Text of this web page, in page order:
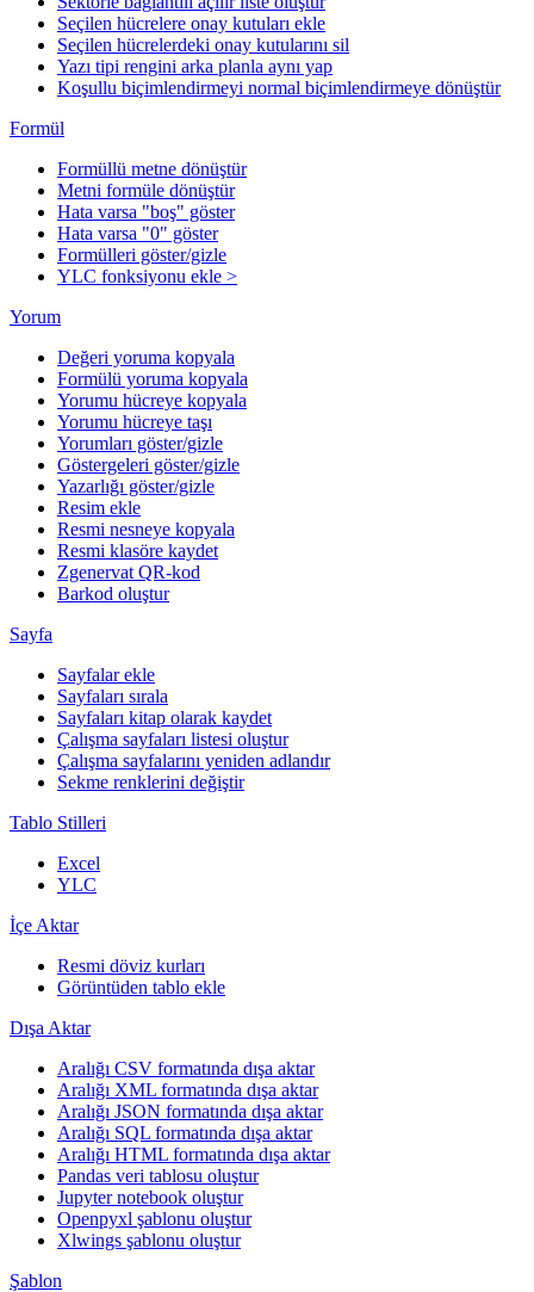
Seçilen hücrelere onay kutuları ekle
Seçilen hücrelerdeki onay kutularını sil
Yazı tipi rengini arka planla aynı yap
Koşullu biçimlendirmeyi normal biçimlendirmeye dönüştür
Formül
Formüllü metne dönüştür
Metni formüle dönüştür
Hata varsa "boş" göster
Hata varsa "0" göster
Formülleri göster/gizle
YLC fonksiyonu ekle >
Yorum
Değeri yoruma kopyala
Formülü yoruma kopyala
Yorumu hücreye kopyala
Yorumu hücreye taşı
Yorumları göster/gizle
Göstergeleri göster/gizle
Yazarlığı göster/gizle
Resim ekle
Resmi nesneye kopyala
Resmi klasöre kaydet
Zgenervat QR-kod
Barkod oluştur
Sayfa
Sayfalar ekle
Sayfaları sırala
Sayfaları kitap olarak kaydet
Çalışma sayfaları listesi oluştur
Çalışma sayfalarını yeniden adlandır
Sekme renklerini değiştir
Tablo Stilleri
Excel
YLC
İçe Aktar
Resmi döviz kurları
Görüntüden tablo ekle
Dışa Aktar
Aralığı CSV formatında dışa aktar
Aralığı XML formatında dışa aktar
Aralığı JSON formatında dışa aktar
Aralığı SQL formatında dışa aktar
Aralığı HTML formatında dışa aktar
Pandas veri tablosu oluştur
Jupyter notebook oluştur
Openpyxl şablonu oluştur
Xlwings şablonu oluştur
Şablon